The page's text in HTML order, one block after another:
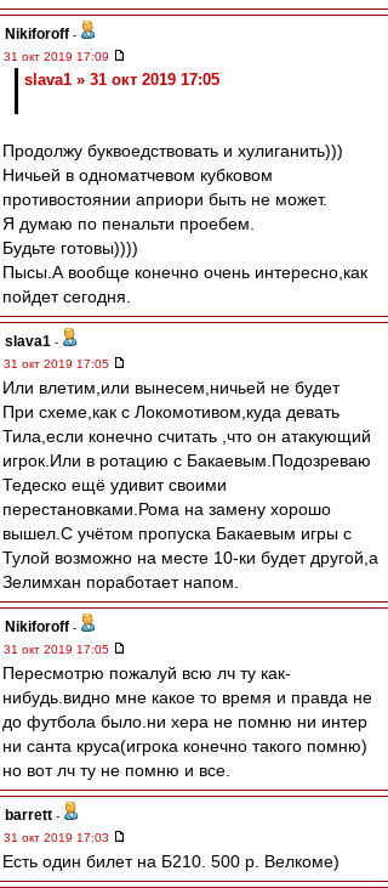
Nikiforoff -
31 окт 2019 17:09
slava1 » 31 окт 2019 17:05
Продолжу буквоедствовать и хулиганить)))
Ничьей в одноматчевом кубковом
противостоянии априори быть не может.
Я думаю по пенальти проебем.
Будьте готовы))))
Пысы.А вообще конечно очень интересно,как
пойдет сегодня.
slava1 -
31 окт 2019 17:05
Или влетим,или вынесем,ничьей не будет
При схеме,как с Локомотивом,куда девать
Тила,если конечно считать ,что он атакующий
игрок.Или в ротацию с Бакаевым.Подозреваю
Тедеско ещё удивит своими
перестановками.Рома на замену хорошо
вышел.С учётом пропуска Бакаевым игры с
Тулой возможно на месте 10-ки будет другой,а
Зелимхан поработает напом.
Nikiforoff -
31 окт 2019 17:05
Пересмотрю пожалуй всю лч ту как-
нибудь.видно мне какое то время и правда не
до футбола было.ни хера не помню ни интер
ни санта круса(игрока конечно такого помню)
но вот лч ту не помню и все.
barrett -
31 окт 2019 17:03
Есть один билет на Б210. 500 р. Велкоме)